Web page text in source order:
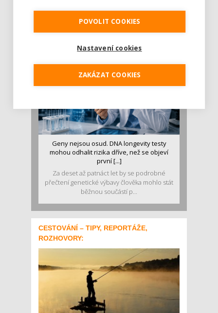
v oblasti zdraví, výživy i dlouhověkosti. Přesto
se o ně...
Geny nejsou osud. DNA longevity testy
mohou odhalit rizika dříve, než se objeví
první [...]
Za deset až patnáct let by se podrobné
přečtení genetické výbavy člověka mohlo stát
běžnou součástí p...
CESTOVÁNÍ – TIPY, REPORTÁŽE,
ROZHOVORY:
POVOLIT COOKIES
Nastavení cookies
ZAKÁZAT COOKIES